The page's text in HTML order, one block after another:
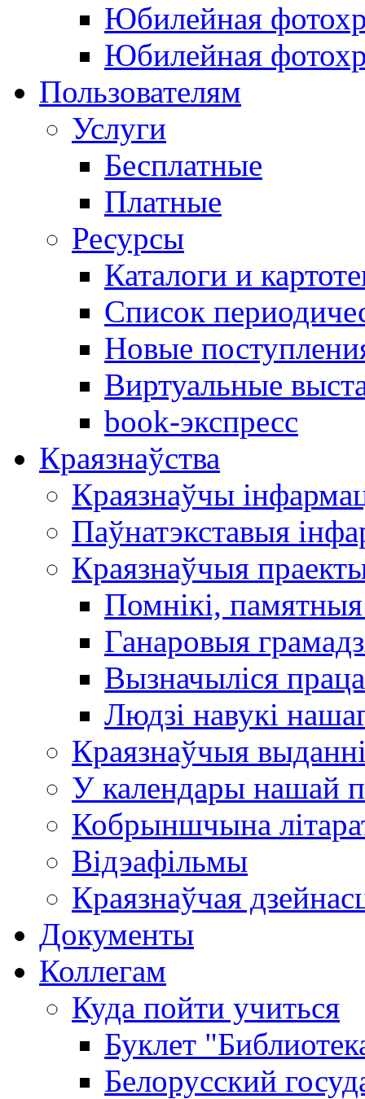
Юбилейная
Юбилейная
Пользователям
Услуги
Бесплатные
Платные
Ресурсы
Каталоги и
Список
Новые
Виртуальные
book-экспресс
Краязнаўства
Краязнаўчы
Паўнатэкставыя
Краязнаўчыя
Помнікі,
Ганаровыя
Вызначыліся
Людзі навукі
Краязнаўчыя
У календары нашай
Кобрыншчына
Відэафільмы
Краязнаўчая
Документы
Коллегам
Куда пойти учиться
Буклет
Белорусский